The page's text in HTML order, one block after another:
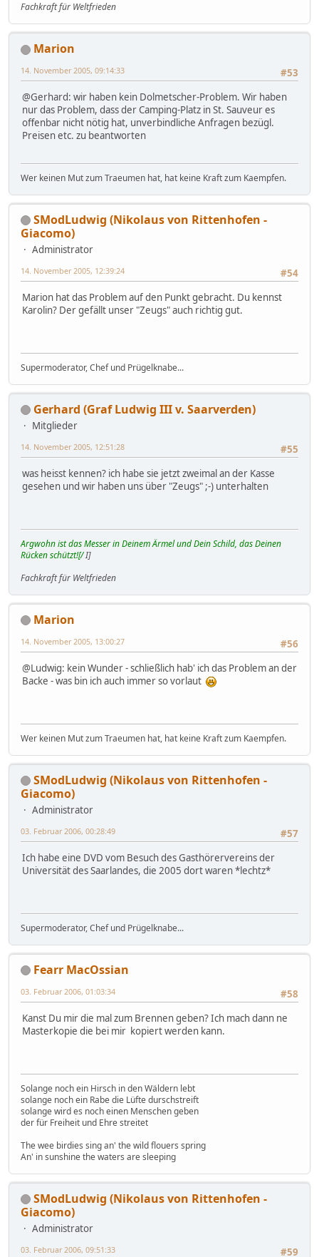
Fachkraft für Weltfrieden
Marion
#53
14. November 2005, 09:14:33
@Gerhard: wir haben kein Dolmetscher-Problem. Wir haben
nur das Problem, dass der Camping-Platz in St. Sauveur es
offenbar nicht nötig hat, unverbindliche Anfragen bezügl.
Preisen etc. zu beantworten
Wer keinen Mut zum Traeumen hat, hat keine Kraft zum Kaempfen.
SModLudwig (Nikolaus von Rittenhofen -
Giacomo)
Administrator
#54
14. November 2005, 12:39:24
Marion hat das Problem auf den Punkt gebracht. Du kennst
Karolin? Der gefällt unser "Zeugs" auch richtig gut.
Supermoderator, Chef und Prügelknabe...
Gerhard (Graf Ludwig III v. Saarverden)
Mitglieder
#55
14. November 2005, 12:51:28
was heisst kennen? ich habe sie jetzt zweimal an der Kasse
gesehen und wir haben uns über "Zeugs" ;-) unterhalten
Argwohn ist das Messer in Deinem Ärmel und Dein Schild, das Deinen
Rücken schützt![/I]
Fachkraft für Weltfrieden
Marion
#56
14. November 2005, 13:00:27
@Ludwig: kein Wunder - schließlich hab' ich das Problem an der
Backe - was bin ich auch immer so vorlaut
Wer keinen Mut zum Traeumen hat, hat keine Kraft zum Kaempfen.
SModLudwig (Nikolaus von Rittenhofen -
Giacomo)
Administrator
#57
03. Februar 2006, 00:28:49
Ich habe eine DVD vom Besuch des Gasthörervereins der
Universität des Saarlandes, die 2005 dort waren *lechtz*
Supermoderator, Chef und Prügelknabe...
Fearr MacOssian
#58
03. Februar 2006, 01:03:34
Kanst Du mir die mal zum Brennen geben? Ich mach dann ne
Masterkopie die bei mir kopiert werden kann.
Solange noch ein Hirsch in den Wäldern lebt
solange noch ein Rabe die Lüfte durschstreift
solange wird es noch einen Menschen geben
der für Freiheit und Ehre streitet
The wee birdies sing an' the wild flouers spring
An' in sunshine the waters are sleeping
SModLudwig (Nikolaus von Rittenhofen -
Giacomo)
Administrator
#59
03. Februar 2006, 09:51:33